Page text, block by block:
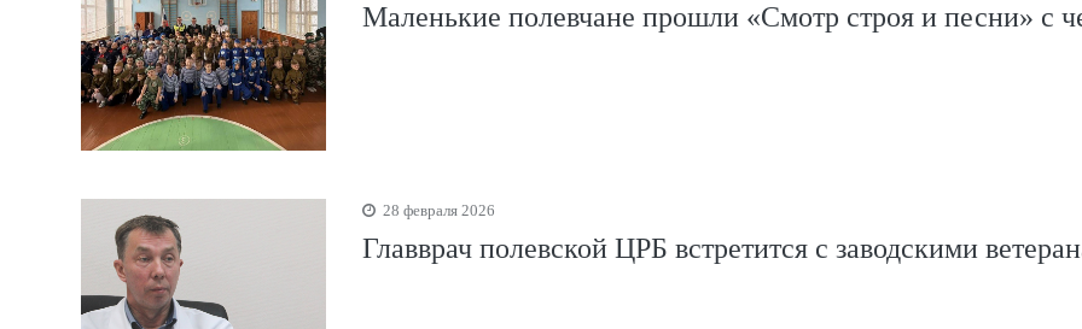
Маленькие полевчане прошли «Смотр строя и песни» с
28 февраля 2026
Главврач полевской ЦРБ встретится с заводскими